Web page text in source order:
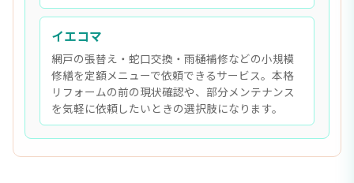
イエコマ
網戸の張替え・蛇口交換・雨樋補修などの小規模
修繕を定額メニューで依頼できるサービス。本格
リフォームの前の現状確認や、部分メンテナンス
を気軽に依頼したいときの選択肢になります。